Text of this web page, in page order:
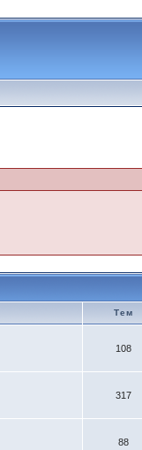
Тем
108
317
88